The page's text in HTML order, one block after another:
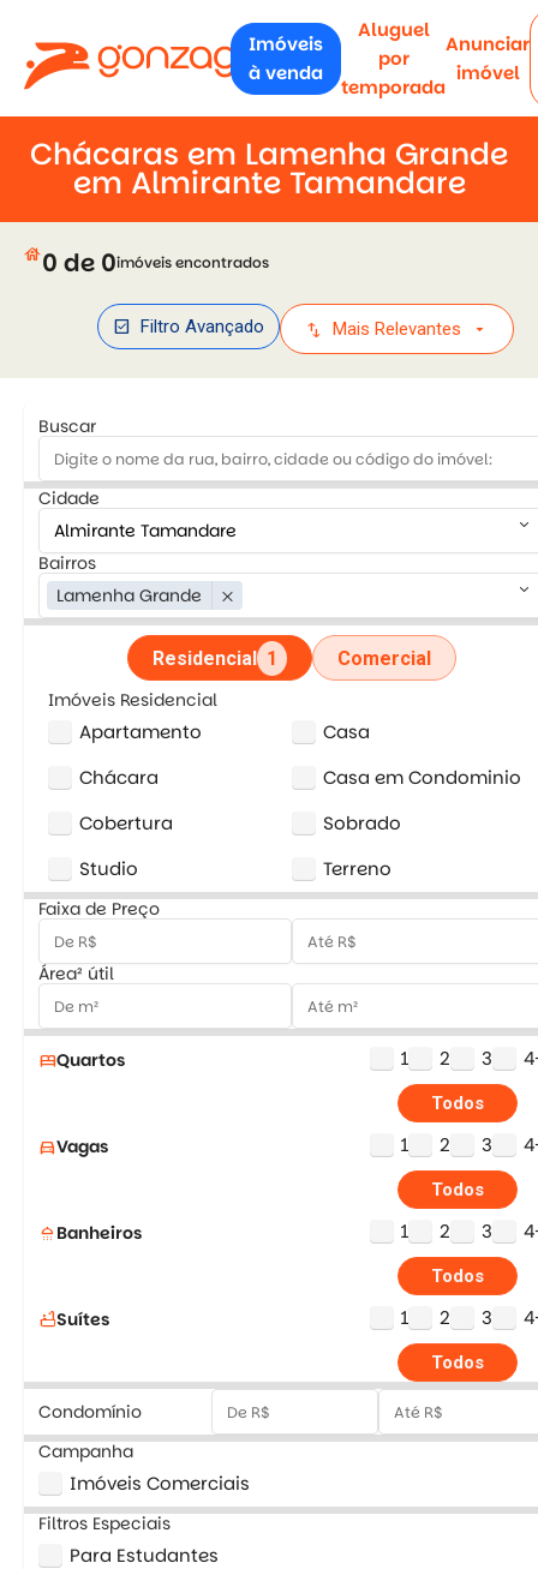
Imóveis
à venda
Aluguel
por
temporada
Anunciar
imóvel
Chácaras em Lamenha Grande
em Almirante Tamandare
house0 de 0imóveis encontrados
check_box Filtro Avançado swap_vert Mais Relevantes arrow_drop_down
Buscar
Cidade
keyboard_arrow_down
Bairros
Lamenha Grande
close keyboard_arrow_down
Residencial 1 Comercial
Imóveis Residencial
Apartamento
Casa
Chácara
Casa em Condominio
Cobertura
Sobrado
Studio
Terreno
Faixa de Preço
Área² útil
bedQuartos 1 2 3
Todos
directions_carVagas 1 2 3
Todos
shower Banheiros 1 2 3
Todos
bathtubSuítes 1 2 3
Todos
Condomínio
Campanha
Imóveis Comerciais
Filtros Especiais
Para Estudantes